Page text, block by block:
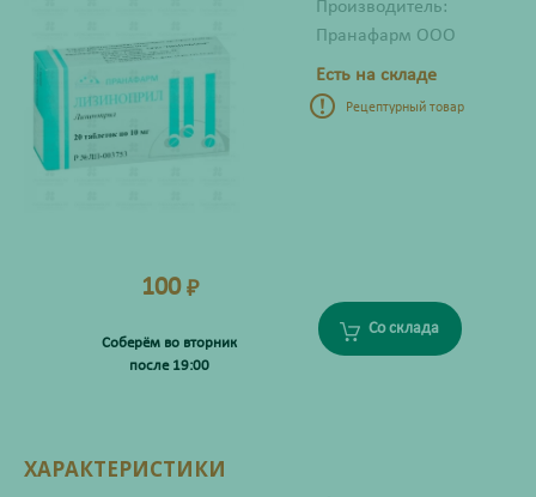
Производитель:
Пранафарм ООО
Есть на складе
Рецептурный товар
100 ₽
Соберём во вторник
после 19:00
Со склада
ХАРАКТЕРИСТИКИ